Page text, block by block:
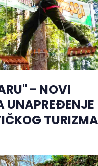
- NOVI
UNAPREĐENJE
TURIZMA